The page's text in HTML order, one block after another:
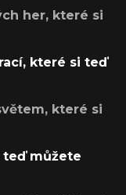
her, které si
které si teď
které si
teď můžete